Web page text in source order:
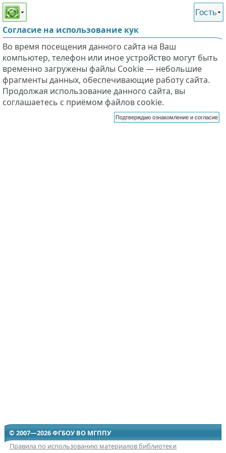
Этот сайт поддерживает
слабовидящих
Гость
Согласие на использование кук
Во время посещения данного сайта на Ваш
компьютер, телефон или иное устройство могут быть
временно загружены файлы Cookie — небольшие
фрагменты данных, обеспечивающие работу сайта.
Продолжая использование данного сайта, вы
соглашаетесь с приёмом файлов cookie.
Подтверждаю ознакомление и согласие
© 2007—2026 ФГБОУ ВО МГППУ
Правила по использованию материалов библиотеки